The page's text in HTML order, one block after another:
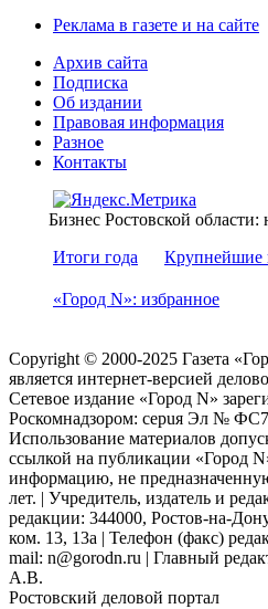
Реклама в газете и на сайте
Архив сайта
Подписка
Об издании
Правовая информация
Разное
Контакты
Бизнес Ростовской
Итоги года
Крупнейшие
«Город N»: избранное
Copyright © 2000-2025 Газета
является интернет-версией
Сетевое издание «Город N»
Роскомнадзором: серuя Эл №
Использование материалов
ссылкой на публикации «Город
информацию, не
лет. | Учредитель, издатель и
редакции: 344000, Ростов-на-
ком. 13, 13а | Телефон (факс)
mail: n@gorodn.ru | Главный
А.В.
Ростовский деловой портал